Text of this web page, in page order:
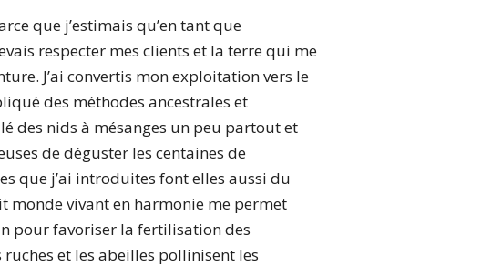
que j’estimais qu’en tant que
respecter mes clients et la terre qui me
J’ai convertis mon exploitation vers le
des méthodes ancestrales et
des nids à mésanges un peu partout et
de déguster les centaines de
que j’ai introduites font elles aussi du
monde vivant en harmonie me permet
pour favoriser la fertilisation des
ruches et les abeilles pollinisent les